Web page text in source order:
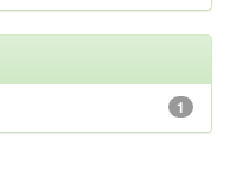
1